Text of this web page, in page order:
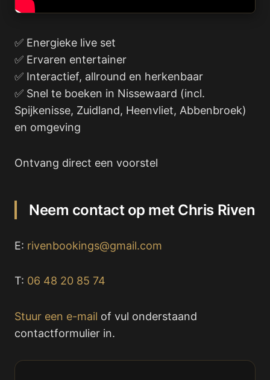
✅ Energieke live set
✅ Ervaren entertainer
✅ Interactief, allround en herkenbaar
✅ Snel te boeken in Nissewaard (incl.
Spijkenisse, Zuidland, Heenvliet, Abbenbroek)
en omgeving
Ontvang direct een voorstel
Neem contact op met Chris Riven
E: rivenbookings@gmail.com
T: 06 48 20 85 74
Stuur een e-mail of vul onderstaand
contactformulier in.